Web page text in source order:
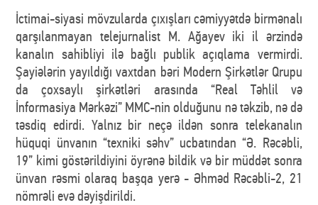
İctimai-siyasi mövzularda çıxışları cəmiyyətdə birmənalı
qarşılanmayan telejurnalist M. Ağayev iki il ərzində
kanalın sahibliyi ilə bağlı publik açıqlama vermirdi.
Şayiələrin yayıldığı vaxtdan bəri Modern Şirkətlər Qrupu
da çoxsaylı şirkətləri arasında “Real Təhlil və
İnformasiya Mərkəzi” MMC-nin olduğunu nə təkzib, nə də
təsdiq edirdi. Yalnız bir neçə ildən sonra telekanalın
hüquqi ünvanın “texniki səhv” ucbatından “Ə. Rəcəbli,
19” kimi göstərildiyini öyrənə bildik və bir müddət sonra
ünvan rəsmi olaraq başqa yerə - Əhməd Rəcəbli-2, 21
nömrəli evə dəyişdirildi.